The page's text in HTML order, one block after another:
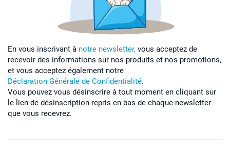
En vous inscrivant à notre newsletter, vous acceptez de
recevoir des informations sur nos produits et nos promotions,
et vous acceptez également notre
Déclaration Générale de Confidentialité.
Vous pouvez vous désinscrire à tout moment en cliquant sur
le lien de désinscription repris en bas de chaque newsletter
que vous recevrez.